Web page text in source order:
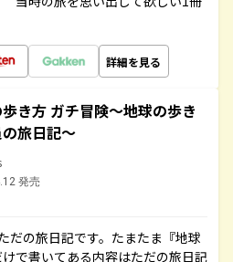
詳細を見る
き方 ガチ冒険～地球の歩き
旅日記～
発売
だの旅日記です。たまたま『地球
で書いてある内容はただの旅日記